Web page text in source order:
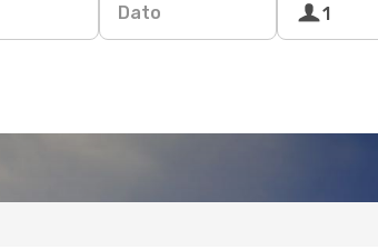
Dato 1